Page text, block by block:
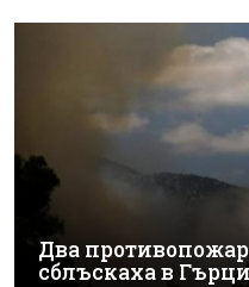
Два
сблъскаха в